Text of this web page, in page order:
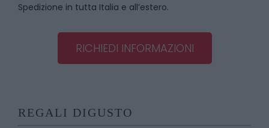
Spedizione in tutta Italia e all’estero.
RICHIEDI INFORMAZIONI
REGALI DIGUSTO